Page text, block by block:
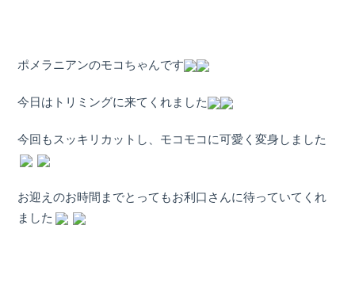
ポメラニアンのモコちゃんです
今日はトリミングに来てくれました
今回もスッキリカットし、モコモコに可愛く変身しました
お迎えのお時間までとってもお利口さんに待っていてくれ
ました